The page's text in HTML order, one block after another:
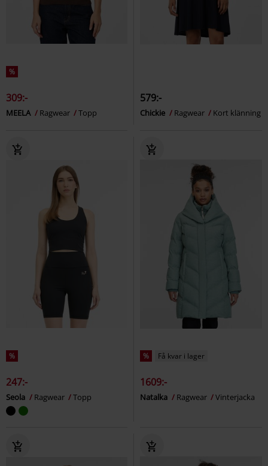
%
309:-
MEELA Ragwear Topp
579:-
Chickie Ragwear Kort klänning
%
247:-
Seola Ragwear Topp
% Få kvar i lager
1609:-
Natalka Ragwear Vinterjacka